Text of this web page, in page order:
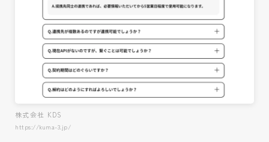
株式会社 KDS
https://kuma-3.jp/